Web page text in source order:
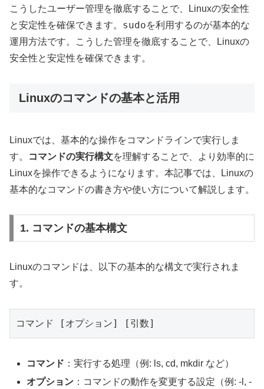
こうしたユーザー管理を徹底することで、Linuxの安全性
と安定性を確保できます。 sudoを利用するのが基本的な
運用方法です。こうした管理を徹底することで、Linuxの
安全性と安定性を確保できます。
Linuxのコマンドの基本と活用
Linuxでは、基本的な操作をコマンドラインで実行しま
す。
コマンドの実行構文を理解することで、より効率的に
Linuxを操作できるようになります。本記事では、Linuxの
基本的なコマンドの書き方や使い方について解説します。
1. コマンドの基本構文
Linuxのコマンドは、以下の基本的な構文で実行されま
す。
コマンド [オプション] [引数]
コマンド ：実行する処理（例: ls, cd, mkdir など）
オプション ：コマンドの動作を変更する設定（例: -l, -